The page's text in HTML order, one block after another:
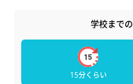
学校まで
15分くらい